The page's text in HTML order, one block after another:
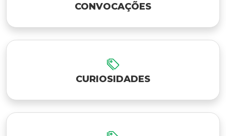
CONVOCAÇÕES
CURIOSIDADES